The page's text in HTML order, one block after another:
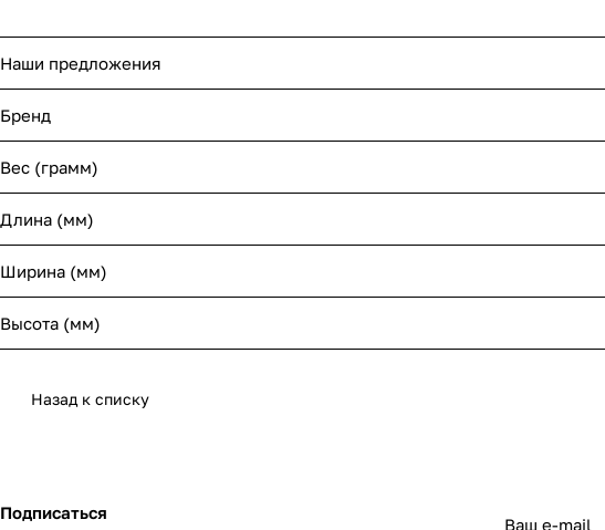
Наши предложения
Бренд
Вес (грамм)
Длина (мм)
Ширина (мм)
Высота (мм)
Назад к списку
Подписаться